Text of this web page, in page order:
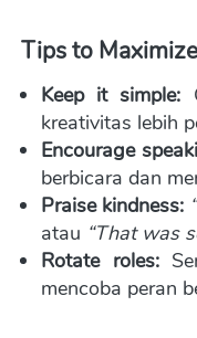
Tips to
Keep it simple:
kreativitas lebih
Encourage
berbicara dan
Praise kindness:
atau “That was
Rotate roles:
mencoba peran